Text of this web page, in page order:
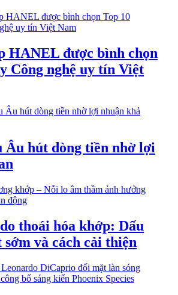
HANEL được bình chọn
Công nghệ uy tín Việt
Âu hút dòng tiền nhờ lợi
thoái hóa khớp: Dấu
và cách cải thiện